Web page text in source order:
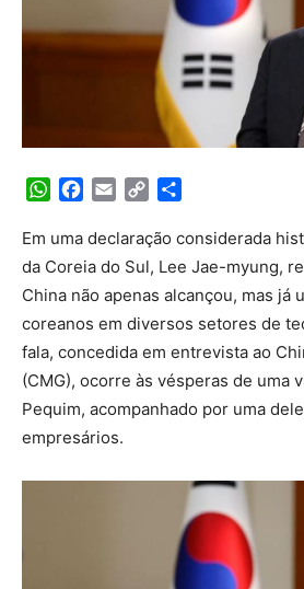
WhatsApp
Facebook
Email Copy
Em uma declaração considerada
da Coreia do Sul, Lee Jae-myung,
China não apenas alcançou, mas já
coreanos em diversos setores de
fala, concedida em entrevista ao
(CMG), ocorre às vésperas de uma
Pequim, acompanhado por uma
empresários.